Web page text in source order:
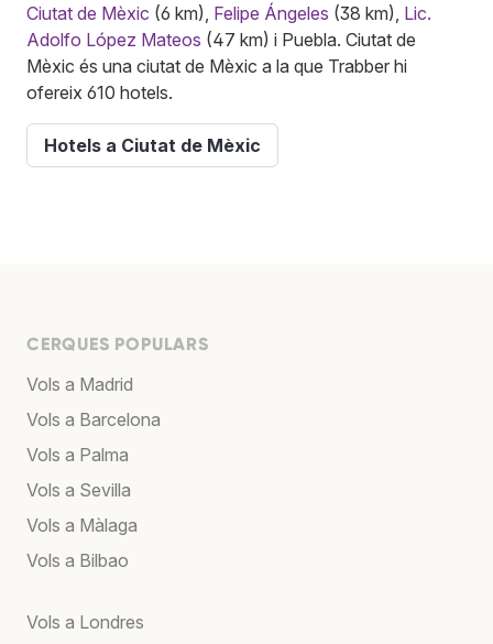
Ciutat de Mèxic (6 km), Felipe Ángeles (38 km), Lic.
Adolfo López Mateos (47 km) i Puebla. Ciutat de
Mèxic és una ciutat de Mèxic a la que Trabber hi
ofereix 610 hotels.
Hotels a Ciutat de Mèxic
CERQUES POPULARS
Vols a Madrid
Vols a Barcelona
Vols a Palma
Vols a Sevilla
Vols a Màlaga
Vols a Bilbao
Vols a Londres